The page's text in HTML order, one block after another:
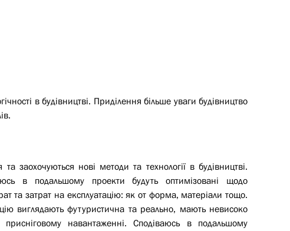
в будівництві. Приділення більше уваги будівництво
заохочуються нові методи та технології в будівництві.
в подальшому проекти будуть оптимізовані щодо
та затрат на експлуатацію: як от форма, матеріали тощо.
виглядають футуристична та реально, мають невисоко
навантаженні. Сподіваюсь в подальшому